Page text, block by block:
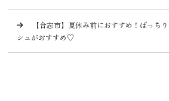
【合志市】夏休み前におすすめ！ぱっち
シュがおすすめ♡